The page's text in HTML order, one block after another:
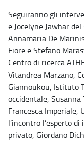
Seguiranno gli
e Jocelyne Jawhar
Annamaria De
Fiore e Stefano
Centro di ricerca
Vitandrea Marzano,
Giannoukou, Istituto
occidentale, Susanna
Francesca Imperiale,
l’incontro l’esperto
privato, Giordano